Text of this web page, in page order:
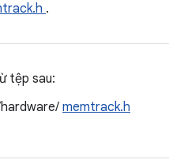
.
tệp sau:
memtrack.h